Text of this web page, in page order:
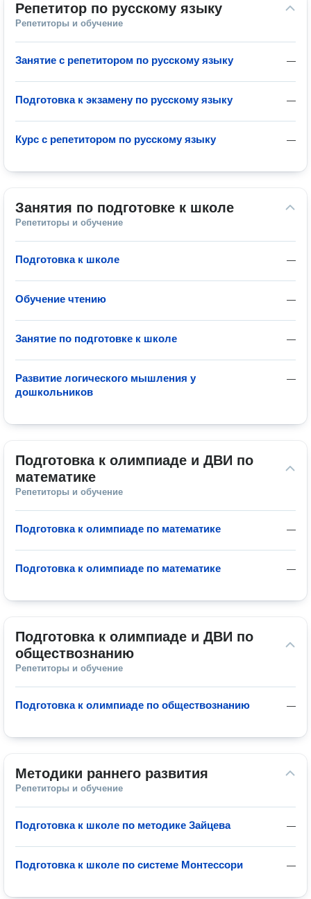
Репетитор по русскому языку
Репетиторы и обучение
—
Занятие с репетитором по русскому языку
—
Подготовка к экзамену по русскому языку
—
Курс с репетитором по русскому языку
Занятия по подготовке к школе
Репетиторы и обучение
—
Подготовка к школе
—
Обучение чтению
—
Занятие по подготовке к школе
—
Развитие логического мышления у
дошкольников
Подготовка к олимпиаде и ДВИ по
математике
Репетиторы и обучение
—
Подготовка к олимпиаде по математике
—
Подготовка к олимпиаде по математике
Подготовка к олимпиаде и ДВИ по
обществознанию
Репетиторы и обучение
—
Подготовка к олимпиаде по обществознанию
Методики раннего развития
Репетиторы и обучение
—
Подготовка к школе по методике Зайцева
—
Подготовка к школе по системе Монтессори